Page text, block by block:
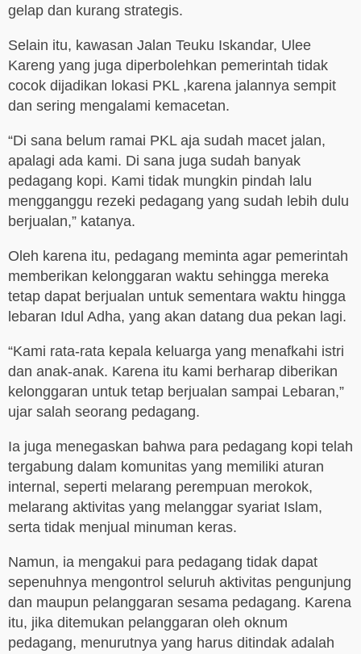
gelap dan kurang strategis.
Selain itu, kawasan Jalan Teuku Iskandar, Ulee
Kareng yang juga diperbolehkan pemerintah tidak
cocok dijadikan lokasi PKL ,karena jalannya sempit
dan sering mengalami kemacetan.
“Di sana belum ramai PKL aja sudah macet jalan,
apalagi ada kami. Di sana juga sudah banyak
pedagang kopi. Kami tidak mungkin pindah lalu
mengganggu rezeki pedagang yang sudah lebih dulu
berjualan,” katanya.
Oleh karena itu, pedagang meminta agar pemerintah
memberikan kelonggaran waktu sehingga mereka
tetap dapat berjualan untuk sementara waktu hingga
lebaran Idul Adha, yang akan datang dua pekan lagi.
“Kami rata-rata kepala keluarga yang menafkahi istri
dan anak-anak. Karena itu kami berharap diberikan
kelonggaran untuk tetap berjualan sampai Lebaran,”
ujar salah seorang pedagang.
Ia juga menegaskan bahwa para pedagang kopi telah
tergabung dalam komunitas yang memiliki aturan
internal, seperti melarang perempuan merokok,
melarang aktivitas yang melanggar syariat Islam,
serta tidak menjual minuman keras.
Namun, ia mengakui para pedagang tidak dapat
sepenuhnya mengontrol seluruh aktivitas pengunjung
dan maupun pelanggaran sesama pedagang. Karena
itu, jika ditemukan pelanggaran oleh oknum
pedagang, menurutnya yang harus ditindak adalah